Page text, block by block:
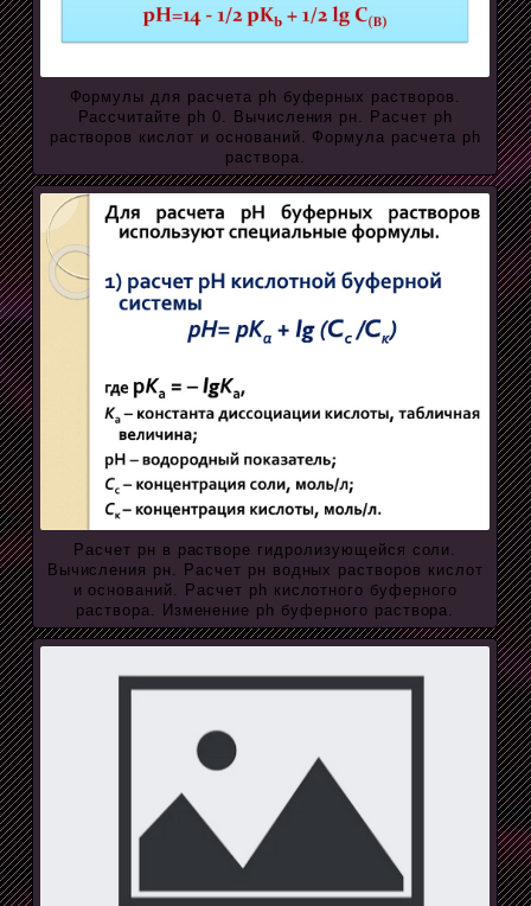
Формулы для расчета ph буферных растворов.
Рассчитайте ph 0. Вычисления рн. Расчет ph
растворов кислот и оснований. Формула расчета ph
раствора.
Расчет рн в растворе гидролизующейся соли.
Вычисления рн. Расчет рн водных растворов кислот
и оснований. Расчет ph кислотного буферного
раствора. Изменение ph буферного раствора.